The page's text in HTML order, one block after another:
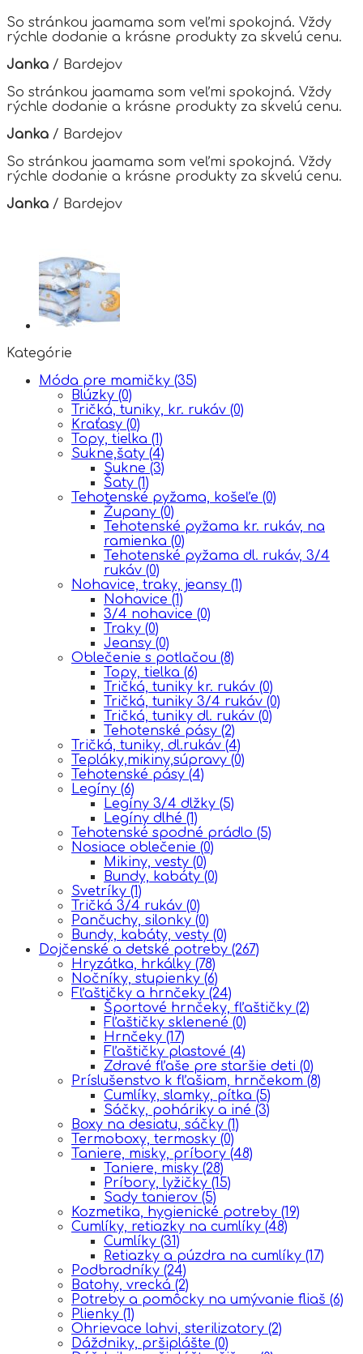
options
may
be
chosen
on
the
product
page
So stránkou jaamama som veľmi spokojná. Vždy
rýchle dodanie a krásne produkty za skvelú cenu.
Janka / Bardejov
So stránkou jaamama som veľmi spokojná. Vždy
rýchle dodanie a krásne produkty za skvelú cenu.
Janka / Bardejov
So stránkou jaamama som veľmi spokojná. Vždy
rýchle dodanie a krásne produkty za skvelú cenu.
Janka / Bardejov
Kategórie
Móda pre mamičky (35)
Blúzky (0)
Tričká, tuniky, kr. rukáv (0)
Kraťasy (0)
Topy, tielka (1)
Sukne,šaty (4)
Sukne (3)
Šaty (1)
Tehotenské pyžama, košeľe (0)
Župany (0)
Tehotenské pyžama kr. rukáv, na
ramienka (0)
Tehotenské pyžama dl. rukáv, 3/4
rukáv (0)
Nohavice, traky, jeansy (1)
Nohavice (1)
3/4 nohavice (0)
Traky (0)
Jeansy (0)
Oblečenie s potlačou (8)
Topy, tielka (6)
Tričká, tuniky kr. rukáv (0)
Tričká, tuniky 3/4 rukáv (0)
Tričká, tuniky dl. rukáv (0)
Tehotenské pásy (2)
Tričká, tuniky, dl.rukáv (4)
Tepláky,mikiny,súpravy (0)
Tehotenské pásy (4)
Legíny (6)
Legíny 3/4 dlžky (5)
Legíny dlhé (1)
Tehotenské spodné prádlo (5)
Nosiace oblečenie (0)
Mikiny, vesty (0)
Bundy, kabáty (0)
Svetríky (1)
Tričká 3/4 rukáv (0)
Pančuchy, silonky (0)
Bundy, kabáty, vesty (0)
Dojčenské a detské potreby (267)
Hryzátka, hrkálky (78)
Nočníky, stupienky (6)
Fľaštičky a hrnčeky (24)
Športové hrnčeky, fľaštičky (2)
Fľaštičky sklenené (0)
Hrnčeky (17)
Fľaštičky plastové (4)
Zdravé fľaše pre staršie deti (0)
Príslušenstvo k fľašiam, hrnčekom (8)
Cumlíky, slamky, pítka (5)
Sáčky, poháriky a iné (3)
Boxy na desiatu, sáčky (1)
Termoboxy, termosky (0)
Taniere, misky, príbory (48)
Taniere, misky (28)
Príbory, lyžičky (15)
Sady tanierov (5)
Kozmetika, hygienické potreby (19)
Cumlíky, retiazky na cumlíky (48)
Cumlíky (31)
Retiazky a púzdra na cumlíky (17)
Podbradníky (24)
Batohy, vrecká (2)
Potreby a pomôcky na umývanie fliaš (6)
Plienky (1)
Ohrievace lahvi, sterilizatory (2)
Dáždniky, pršiplášte (0)